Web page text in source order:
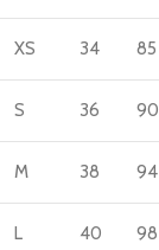
XS 34 85
S 36 90
M 38 94
L 40 98